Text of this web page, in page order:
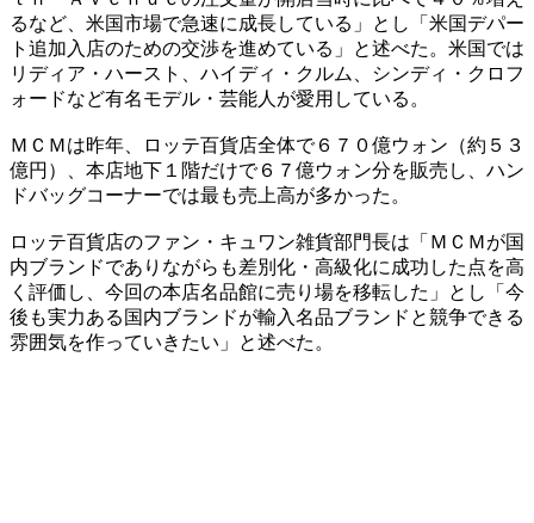
るなど、米国市場で急速に成長している」とし「米国デパー
ト追加入店のための交渉を進めている」と述べた。米国では
リディア・ハースト、ハイディ・クルム、シンディ・クロフ
ォードなど有名モデル・芸能人が愛用している。
ＭＣＭは昨年、ロッテ百貨店全体で６７０億ウォン（約５３
億円）、本店地下１階だけで６７億ウォン分を販売し、ハン
ドバッグコーナーでは最も売上高が多かった。
ロッテ百貨店のファン・キュワン雑貨部門長は「ＭＣＭが国
内ブランドでありながらも差別化・高級化に成功した点を高
く評価し、今回の本店名品館に売り場を移転した」とし「今
後も実力ある国内ブランドが輸入名品ブランドと競争できる
雰囲気を作っていきたい」と述べた。